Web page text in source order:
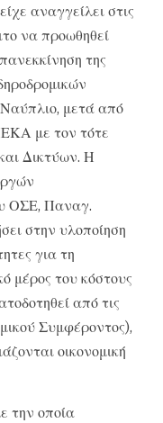
αναγγείλει στις
να προωθηθεί
της
μετά από
με τον τότε
Δικτύων. Η
ΟΣΕ, Παναγ.
στην υλοποίηση
για τη
μέρος του κόστους
από τις
Συμφέροντος),
οικονομική
την οποία